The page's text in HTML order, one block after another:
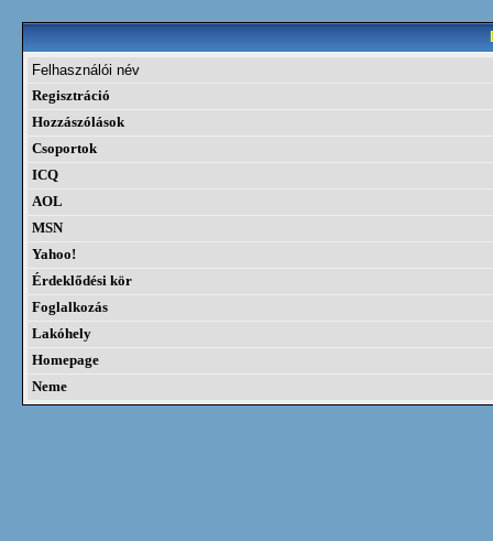
Felhasználói név
Regisztráció
Hozzászólások
Csoportok
ICQ
AOL
MSN
Yahoo!
Érdeklődési kör
Foglalkozás
Lakóhely
Homepage
Neme